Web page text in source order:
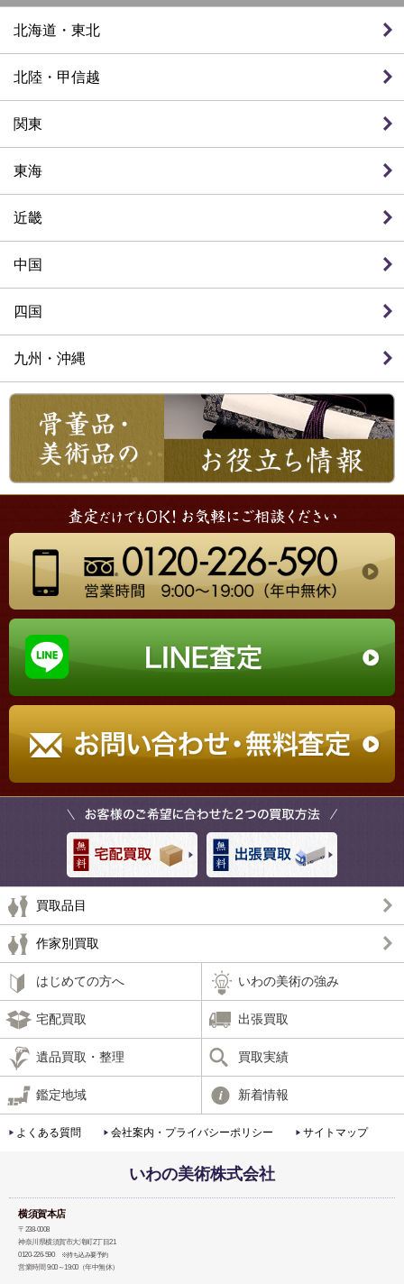
北海道・東北
北陸・甲信越
関東
東海
近畿
中国
四国
九州・沖縄
買取品目
作家別買取
はじめての方へ いわの美術の強み
宅配買取 出張買取
遺品買取・整理 買取実績
鑑定地域 新着情報
よくある質問 会社案内・プライバシーポリシー サイトマップ
いわの美術株式会社
横須賀本店
〒238-0008
神奈川県横須賀市大滝町2丁目21
0120-226-590
※持ち込み要予約
営業時間 9:00～19:00（年中無休）